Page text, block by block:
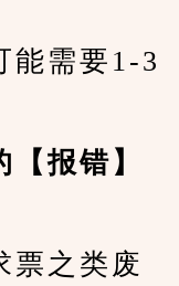
需要1-3
报错】
之类废